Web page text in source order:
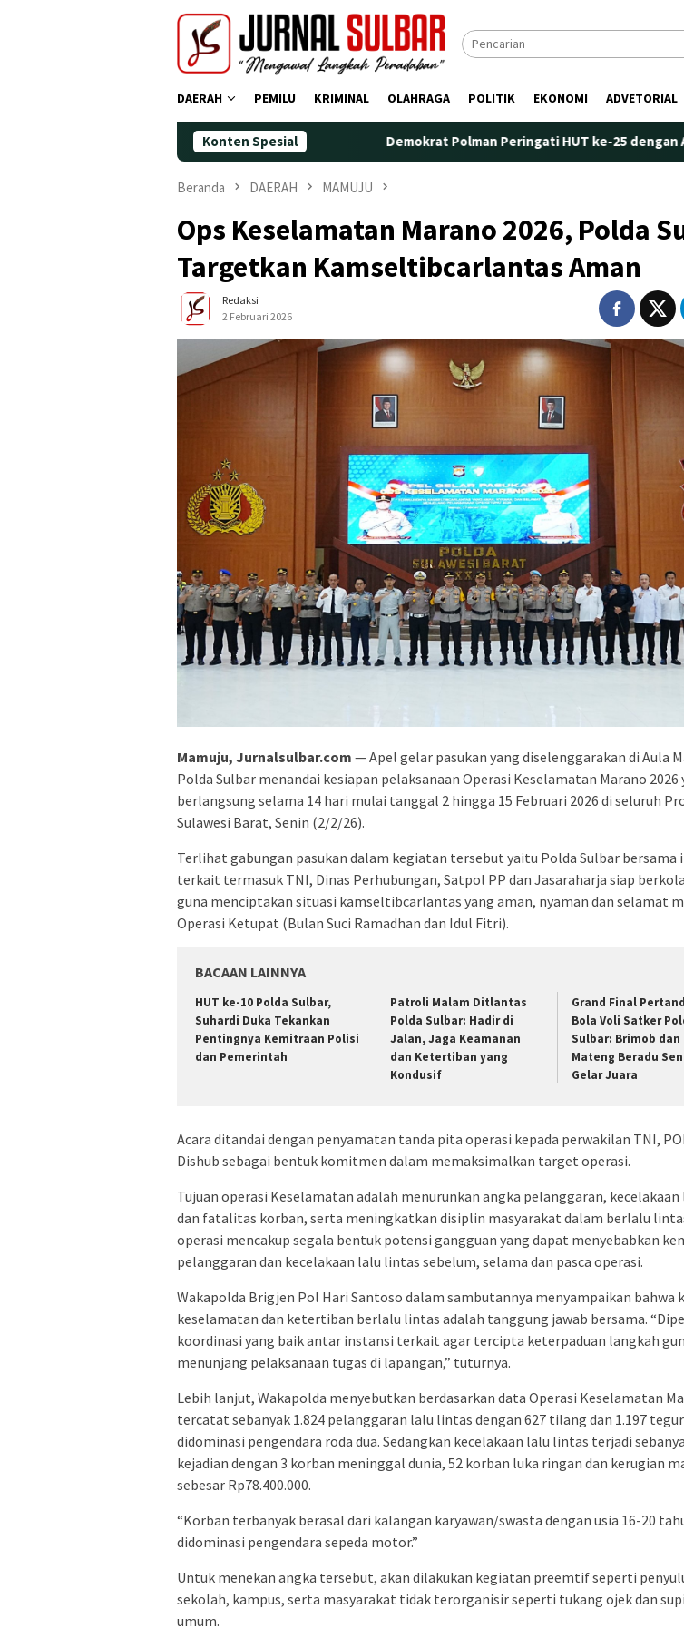
DAERAH PEMILU KRIMINAL OLAHRAGA POLITIK EKONOMI ADVETORIAL
Konten SpesialDemokrat Polman Peringati HUT ke-25 dengan Aksi Nyata di
Beranda DAERAH MAMUJU
Ops Keselamatan Marano 2026, Polda
Targetkan Kamseltibcarlantas Aman
Redaksi
2 Februari 2026
Mamuju, Jurnalsulbar.com — Apel gelar pasukan yang diselenggarakan di Aula
Polda Sulbar menandai kesiapan pelaksanaan Operasi Keselamatan Marano 2026
berlangsung selama 14 hari mulai tanggal 2 hingga 15 Februari 2026 di seluruh
Sulawesi Barat, Senin (2/2/26).
Terlihat gabungan pasukan dalam kegiatan tersebut yaitu Polda Sulbar bersama
terkait termasuk TNI, Dinas Perhubungan, Satpol PP dan Jasaraharja siap
guna menciptakan situasi kamseltibcarlantas yang aman, nyaman dan selamat
Operasi Ketupat (Bulan Suci Ramadhan dan Idul Fitri).
BACAAN LAINNYA
HUT ke-10 Polda Sulbar,
Suhardi Duka Tekankan
Pentingnya Kemitraan Polisi
dan Pemerintah
Patroli Malam Ditlantas
Polda Sulbar: Hadir di
Jalan, Jaga Keamanan
dan Ketertiban yang
Kondusif
Grand Final
Bola Voli Satker
Sulbar: Brimob dan
Mateng Beradu
Gelar Juara
Acara ditandai dengan penyamatan tanda pita operasi kepada perwakilan TNI,
Dishub sebagai bentuk komitmen dalam memaksimalkan target operasi.
Tujuan operasi Keselamatan adalah menurunkan angka pelanggaran,
dan fatalitas korban, serta meningkatkan disiplin masyarakat dalam berlalu
operasi mencakup segala bentuk potensi gangguan yang dapat menyebabkan
pelanggaran dan kecelakaan lalu lintas sebelum, selama dan pasca operasi.
Wakapolda Brigjen Pol Hari Santoso dalam sambutannya menyampaikan bahwa
keselamatan dan ketertiban berlalu lintas adalah tanggung jawab bersama.
koordinasi yang baik antar instansi terkait agar tercipta keterpaduan langkah
menunjang pelaksanaan tugas di lapangan,” tuturnya.
Lebih lanjut, Wakapolda menyebutkan berdasarkan data Operasi Keselamatan
tercatat sebanyak 1.824 pelanggaran lalu lintas dengan 627 tilang dan 1.197
didominasi pengendara roda dua. Sedangkan kecelakaan lalu lintas terjadi
kejadian dengan 3 korban meninggal dunia, 52 korban luka ringan dan kerugian
sebesar Rp78.400.000.
“Korban terbanyak berasal dari kalangan karyawan/swasta dengan usia 16-20
didominasi pengendara sepeda motor.”
Untuk menekan angka tersebut, akan dilakukan kegiatan preemtif seperti
sekolah, kampus, serta masyarakat tidak terorganisir seperti tukang ojek dan
umum.